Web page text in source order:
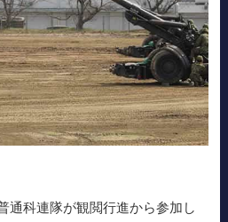
通科連隊が観閲行進から参加し